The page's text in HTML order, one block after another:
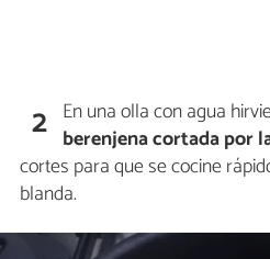
2 En una olla con agua
berenjena cortada por
cortes para que se cocine
blanda.